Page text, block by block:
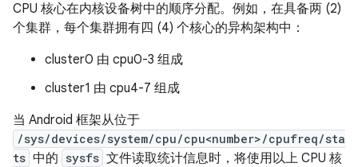
CPU 核心在内核设备树中的顺序分配。例如，在具备两 (2)
个集群，每个集群拥有四 (4) 个核心的异构架构中：
cluster0 由 cpu0-3 组成
cluster1 由 cpu4-7 组成
当 Android 框架从位于
/sys/devices/system/cpu/cpu<number>/cpufreq/sta
ts 中的 sysfs 文件读取统计信息时，将使用以上 CPU 核